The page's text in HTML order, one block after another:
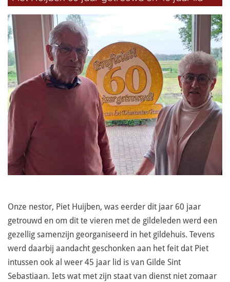
Onze nestor, Piet Huijben, was eerder dit jaar 60 jaar
getrouwd en om dit te vieren met de gildeleden werd een
gezellig samenzijn georganiseerd in het gildehuis. Tevens
werd daarbij aandacht geschonken aan het feit dat Piet
intussen ook al weer 45 jaar lid is van Gilde Sint
Sebastiaan. Iets wat met zijn staat van dienst niet zomaar